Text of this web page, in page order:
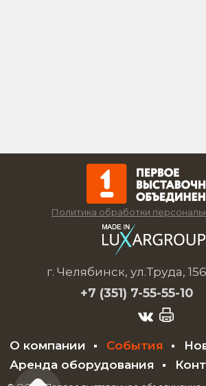
Политика обработки
г. Челябинск, ул.Труда,
+7 (351) 7-55-55-10
О компании События
Аренда оборудования